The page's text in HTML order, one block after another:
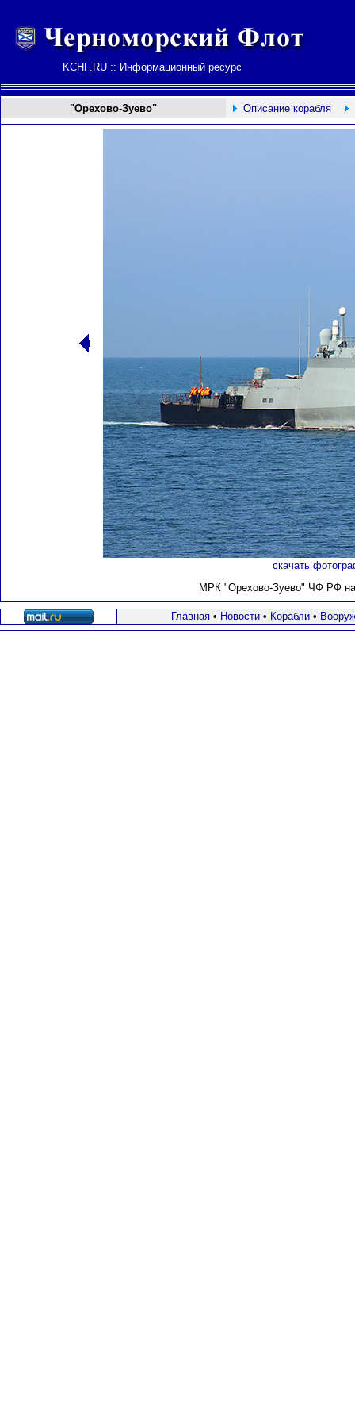
KCHF.RU :: Информационный ресурс
"Орехово-Зуево" Описание корабля
скачать
МРК "Орехово-Зуево" ЧФ РФ на
Главная• Новости• Корабли•